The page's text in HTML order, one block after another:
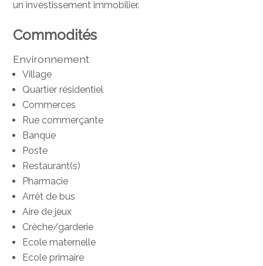
un investissement immobilier.
Commodités
Environnement
Village
Quartier résidentiel
Commerces
Rue commerçante
Banque
Poste
Restaurant(s)
Pharmacie
Arrêt de bus
Aire de jeux
Crèche/garderie
Ecole maternelle
Ecole primaire